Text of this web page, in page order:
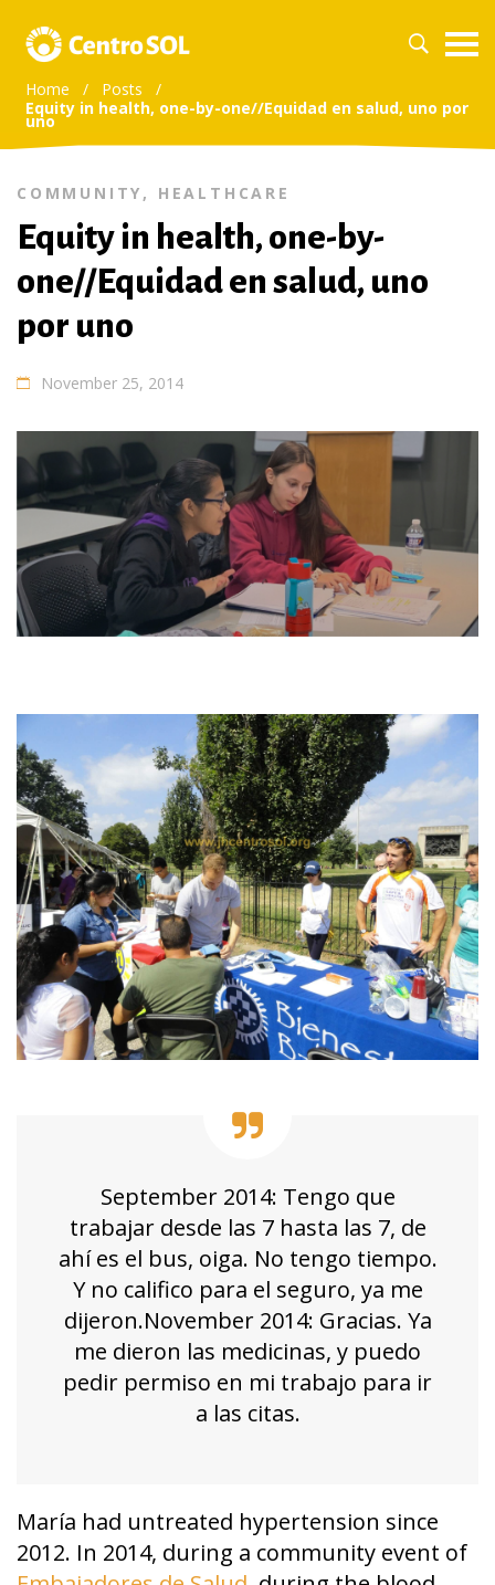
Home / Posts
/
Equity in health, one-by-one//Equidad en salud, uno por
uno
COMMUNITY , HEALTHCARE
Equity in health, one-by-
one//Equidad en salud, uno
por uno
November 25, 2014
September 2014: Tengo que
trabajar desde las 7 hasta las 7, de
ahí es el bus, oiga. No tengo tiempo.
Y no califico para el seguro, ya me
dijeron.November 2014: Gracias. Ya
me dieron las medicinas, y puedo
pedir permiso en mi trabajo para ir
a las citas.
María had untreated hypertension since
2012. In 2014, during a community event of